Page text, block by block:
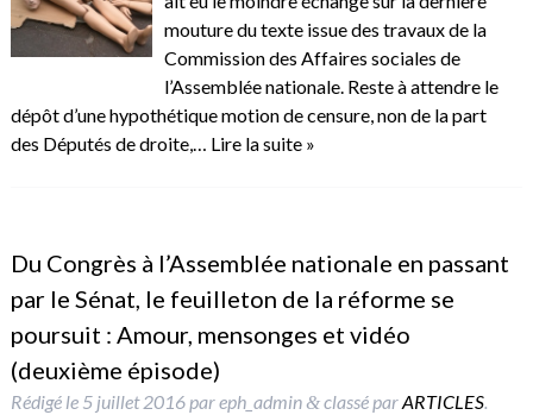
mouture du texte issue des travaux de la
Commission des Affaires sociales de
l’Assemblée nationale. Reste à attendre le
dépôt d’une hypothétique motion de censure, non de la part
des Députés de droite,… Lire la suite »
Du Congrès à l’Assemblée nationale en passant
par le Sénat, le feuilleton de la réforme se
poursuit : Amour, mensonges et vidéo
(deuxième épisode)
Rédigé le 5 juillet 2016pareph_admin &classé parARTICLES.